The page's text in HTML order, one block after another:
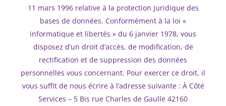
11 mars 1996 relative à la protection juridique des
bases de données. Conformément à la loi «
informatique et libertés » du 6 janvier 1978, vous
disposez d’un droit d’accès, de modification, de
rectification et de suppression des données
personnelles vous concernant. Pour exercer ce droit, il
vous suffit de nous écrire à l’adresse suivante : À Côté
Services – 5 Bis rue Charles de Gaulle 42160